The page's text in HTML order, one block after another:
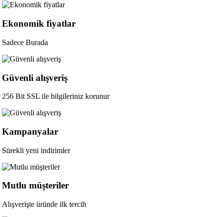
Ekonomik fiyatlar
Sadece Burada
Güvenli alışveriş
256 Bit SSL ile bilgileriniz korunur
Kampanyalar
Sürekli yeni indirimler
Mutlu müşteriler
Alışverişte üründe ilk tercih